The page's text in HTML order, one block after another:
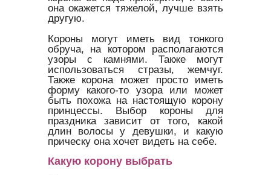
она окажется тяжелой, лучше взять
другую.
Короны могут иметь вид тонкого
обруча, на котором располагаются
узоры с камнями. Также могут
использоваться стразы, жемчуг.
Также корона может просто иметь
форму какого-то узора или может
быть похожа на настоящую корону
принцессы. Выбор короны для
праздника зависит от того, какой
длин волосы у девушки, и какую
прическу она хочет видеть на себе.
Какую корону выбрать